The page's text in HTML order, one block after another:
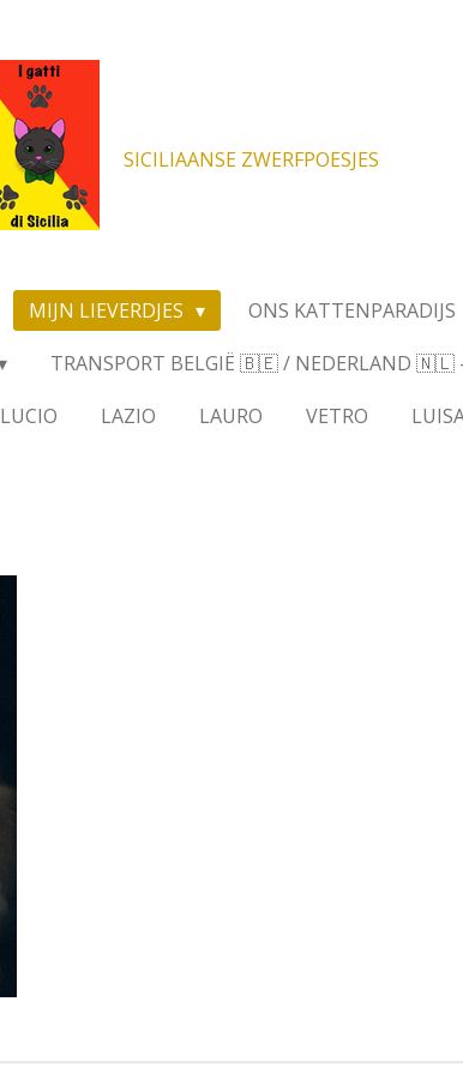
SICILIAANSE ZWERFPOESJES
MIJN LIEVERDJES ONS KATTENPARADIJS
TRANSPORT BELGIË 🇧🇪 / NEDERLAND 🇳🇱
LUCIO LAZIO LAURO VETRO